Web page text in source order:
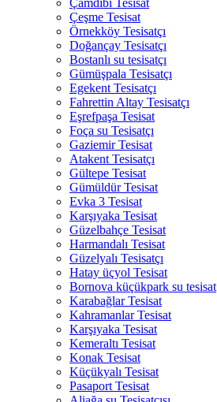
Çamdibi Tesisat
Çeşme Tesisat
Örnekköy Tesisatçı
Doğançay Tesisatçı
Bostanlı su tesisatçı
Gümüşpala Tesisatçı
Egekent Tesisatçı
Fahrettin Altay Tesisatçı
Eşrefpaşa Tesisat
Foça su Tesisatçı
Gaziemir Tesisat
Atakent Tesisatçı
Gültepe Tesisat
Gümüldür Tesisat
Evka 3 Tesisat
Karşıyaka Tesisat
Güzelbahçe Tesisat
Harmandalı Tesisat
Güzelyalı Tesisatçı
Hatay üçyol Tesisat
Bornova küçükpark su tesisat
Karabağlar Tesisat
Kahramanlar Tesisat
Karşıyaka Tesisat
Kemeraltı Tesisat
Konak Tesisat
Küçükyalı Tesisat
Pasaport Tesisat